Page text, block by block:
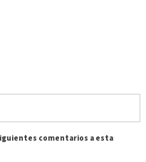
comentarios a esta